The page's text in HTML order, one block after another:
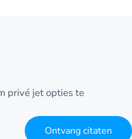
privé jet opties te
Ontvang citaten